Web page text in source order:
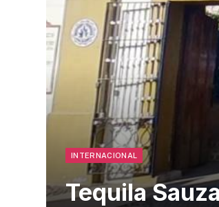
INTERNACIONAL
Tequila